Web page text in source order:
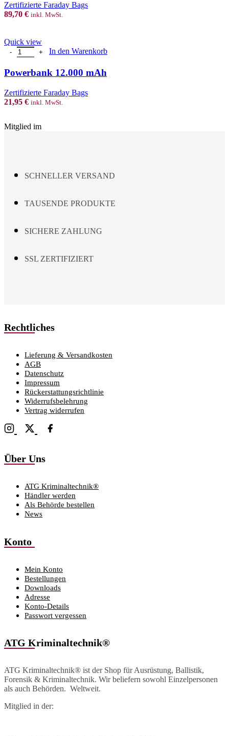
Zertifizierte Faraday Bags
89,70 € inkl. MwSt.
Quick view
Powerbank 12.000 mAh Menge
In den Warenkorb
Powerbank 12.000 mAh
Zertifizierte Faraday Bags
21,95 € inkl. MwSt.
Mitglied im
SCHNELLER VERSAND
TAUSENDE PRODUKTE
SICHERE ZAHLUNG
SSL ZERTIFIZIERT
Rechtliches
Lieferung & Versandkosten
AGB
Datenschutz
Impressum
Rückerstattungsrichtlinie
Widerrufsbelehrung
Vertrag widerrufen
Über Uns
ATG Kriminaltechnik®
Händler werden
Als Behörde bestellen
News
Konto
Mein Konto
Bestellungen
Downloads
Adresse
Konto-Details
Passwort vergessen
ATG Kriminaltechnik®
ATG Kriminaltechnik® ist der Shop für Ausrüstung, Ballistik,
Forensik & Kriminaltechnik. Wir beliefern sowohl Einzelpersonen
als auch Behörden. Weltweit.
Mitglied in der: